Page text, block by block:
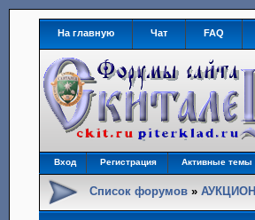
На главную Чат FAQ
Вход Регистрация Активные темы
Список форумов »АУКЦИОН